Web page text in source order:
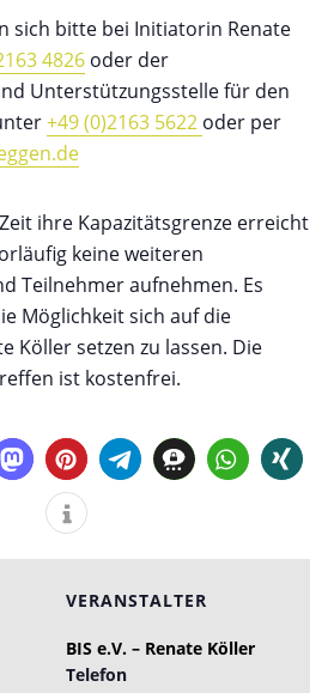
sich bitte bei Initiatorin Renate
4826 oder der
Unterstützungsstelle für den
+49 (0)2163 5622 oder per
ihre Kapazitätsgrenze erreicht
keine weiteren
Teilnehmer aufnehmen. Es
Möglichkeit sich auf die
Köller setzen zu lassen. Die
ist kostenfrei.
VERANSTALTER
BIS e.V. – Renate Köller
Telefon